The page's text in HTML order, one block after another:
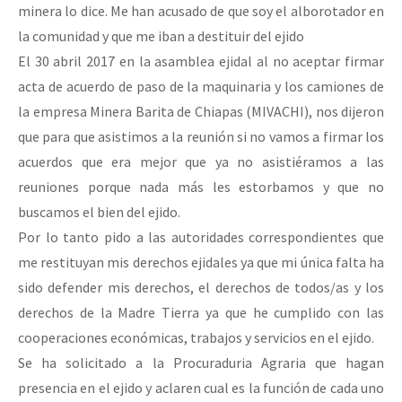
minera lo dice. Me han acusado de que soy el alborotador en
la comunidad y que me iban a destituir del ejido
El 30 abril 2017 en la asamblea ejidal al no aceptar firmar
acta de acuerdo de paso de la maquinaria y los camiones de
la empresa Minera Barita de Chiapas (MIVACHI), nos dijeron
que para que asistimos a la reunión si no vamos a firmar los
acuerdos que era mejor que ya no asistiéramos a las
reuniones porque nada más les estorbamos y que no
buscamos el bien del ejido.
Por lo tanto pido a las autoridades correspondientes que
me restituyan mis derechos ejidales ya que mi única falta ha
sido defender mis derechos, el derechos de todos/as y los
derechos de la Madre Tierra ya que he cumplido con las
cooperaciones económicas, trabajos y servicios en el ejido.
Se ha solicitado a la Procuraduria Agraria que hagan
presencia en el ejido y aclaren cual es la función de cada uno